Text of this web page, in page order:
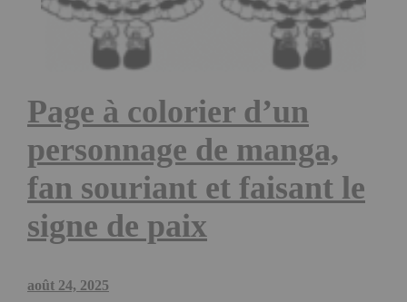
Page à colorier d’un
personnage de manga,
fan souriant et faisant le
signe de paix
août 24, 2025